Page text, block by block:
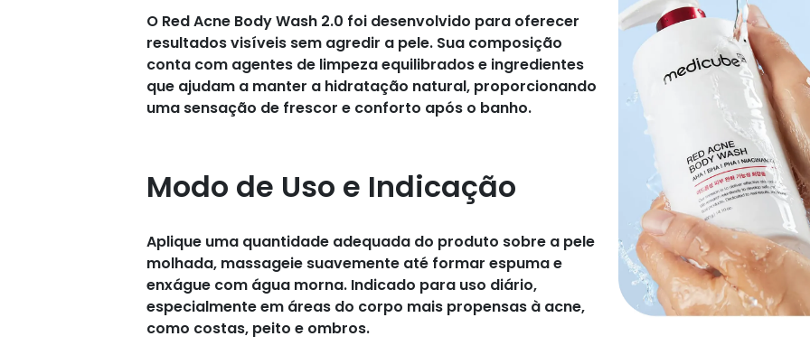
O Red Acne Body Wash 2.0 foi desenvolvido para oferecer
resultados visíveis sem agredir a pele. Sua composição
conta com agentes de limpeza equilibrados e ingredientes
que ajudam a manter a hidratação natural, proporcionando
uma sensação de frescor e conforto após o banho.
Modo de Uso e Indicação
Aplique uma quantidade adequada do produto sobre a pele
molhada, massageie suavemente até formar espuma e
enxágue com água morna. Indicado para uso diário,
especialmente em áreas do corpo mais propensas à acne,
como costas, peito e ombros.